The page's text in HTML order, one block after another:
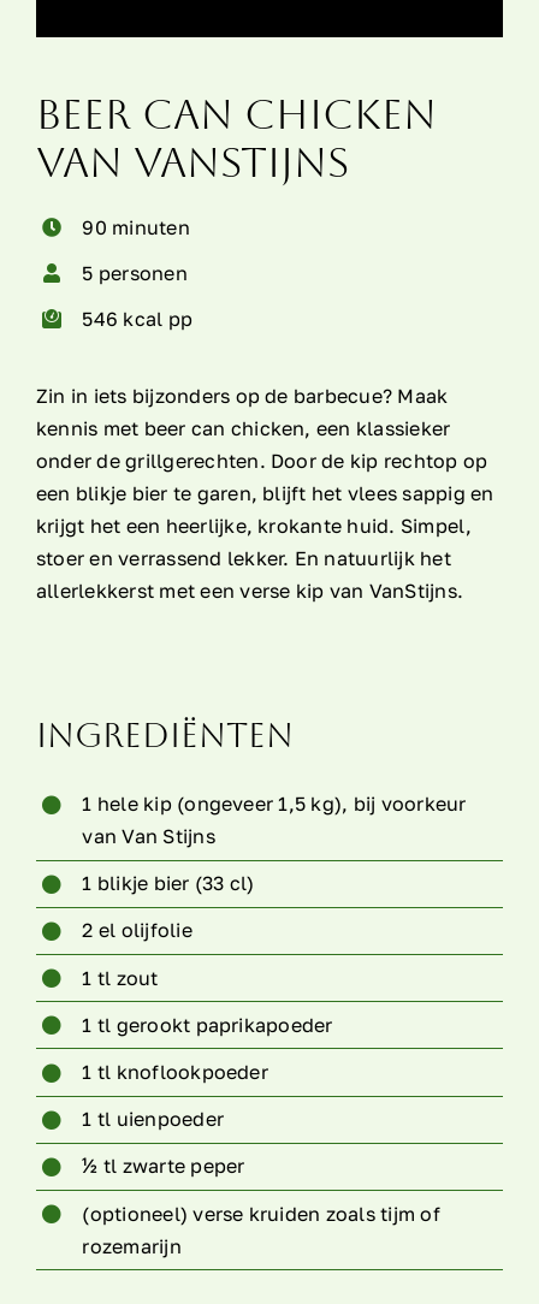
Beer Can Chicken
van VanStijns
90 minuten
5 personen
546 kcal pp
Zin in iets bijzonders op de barbecue? Maak
kennis met beer can chicken, een klassieker
onder de grillgerechten. Door de kip rechtop op
een blikje bier te garen, blijft het vlees sappig en
krijgt het een heerlijke, krokante huid. Simpel,
stoer en verrassend lekker. En natuurlijk het
allerlekkerst met een verse kip van VanStijns.
Ingrediënten
1 hele kip (ongeveer 1,5 kg), bij voorkeur
van Van Stijns
1 blikje bier (33 cl)
2 el olijfolie
1 tl zout
1 tl gerookt paprikapoeder
1 tl knoflookpoeder
1 tl uienpoeder
½ tl zwarte peper
(optioneel) verse kruiden zoals tijm of
rozemarijn